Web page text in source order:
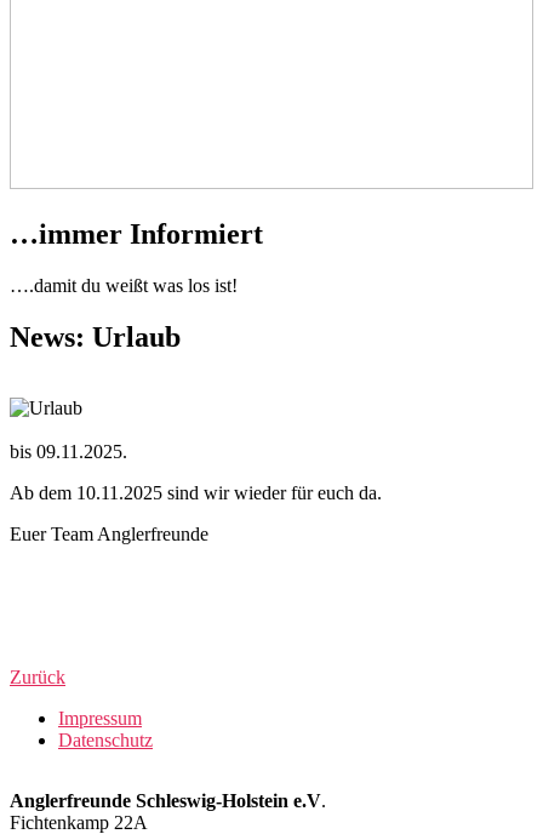
…immer Informiert
….damit du weißt was los ist!
News: Urlaub
bis 09.11.2025.
Ab dem 10.11.2025 sind wir wieder für euch da.
Euer Team Anglerfreunde
Zurück
Impressum
Datenschutz
Anglerfreunde Schleswig-Holstein e.V.
Fichtenkamp 22A